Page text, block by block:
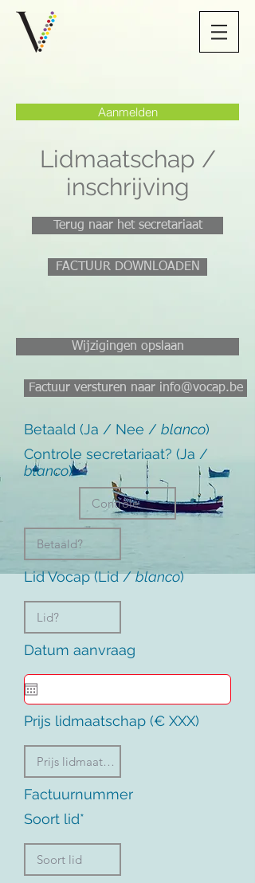
Aanmelden
Lidmaatschap /
inschrijving
Terug naar het secretariaat
FACTUUR DOWNLOADEN
Wijzigingen opslaan
Factuur versturen naar info@vocap.be
Betaald (Ja / Nee / blanco)
Controle secretariaat? (Ja /
blanco)
Lid Vocap (Lid /blanco)
Datum aanvraag
Prijs lidmaatschap (€ XXX)
Factuurnummer
Soort lid*